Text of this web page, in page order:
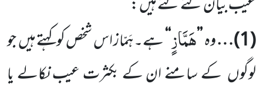
(
1
)…وہ’’هَمَّازٍ‘‘ہے۔ ہَمّاز اس شخص کو کہتے ہیںجو
لوگوں کے سامنے ان کے بکثرت عیب نکالے یا